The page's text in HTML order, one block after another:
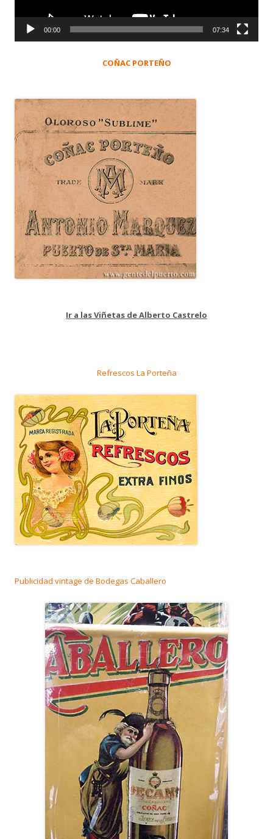
00:00 07:34
COÑAC PORTEÑO
Ir a las Viñetas de Alberto Castrelo
Refrescos La Porteña
Publicidad vintage de Bodegas Caballero